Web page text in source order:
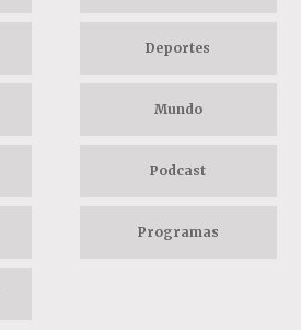
Deportes
Mundo
Podcast
Programas